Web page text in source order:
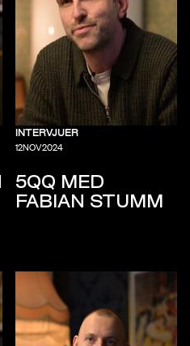
INTERVJUER
12NOV2024
5QQ MED
FABIAN STUMM